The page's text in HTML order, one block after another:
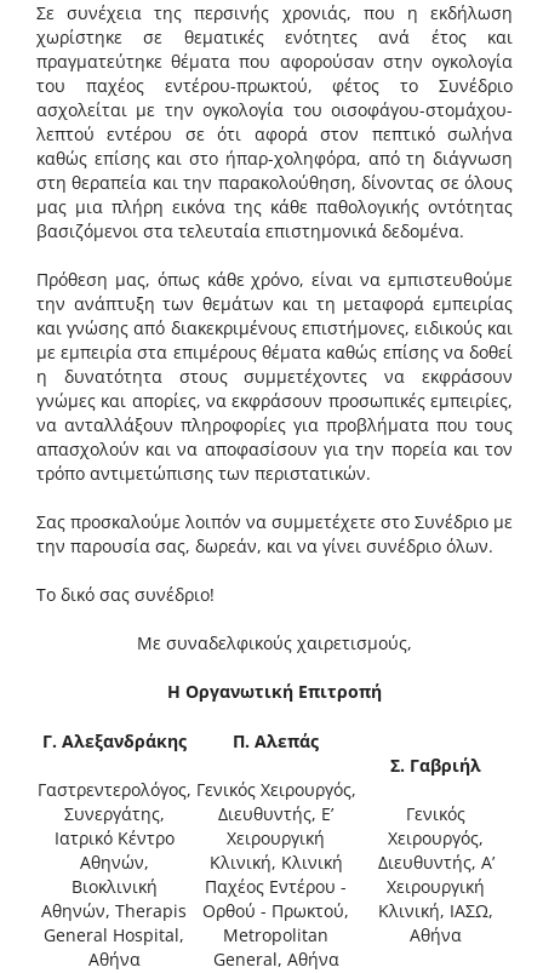
Σε συνέχεια της περσινής χρονιάς, που η εκδήλωση
χωρίστηκε σε θεματικές ενότητες ανά έτος και
πραγματεύτηκε θέματα που αφορούσαν στην ογκολογία
του παχέος εντέρου-πρωκτού, φέτος το Συνέδριο
ασχολείται με την ογκολογία του οισοφάγου-στομάχου-
λεπτού εντέρου σε ότι αφορά στον πεπτικό σωλήνα
καθώς επίσης και στο ήπαρ-χοληφόρα, από τη διάγνωση
στη θεραπεία και την παρακολούθηση, δίνοντας σε όλους
μας μια πλήρη εικόνα της κάθε παθολογικής οντότητας
βασιζόμενοι στα τελευταία επιστημονικά δεδομένα.
Πρόθεση μας, όπως κάθε χρόνο, είναι να εμπιστευθούμε
την ανάπτυξη των θεμάτων και τη μεταφορά εμπειρίας
και γνώσης από διακεκριμένους επιστήμονες, ειδικούς και
με εμπειρία στα επιμέρους θέματα καθώς επίσης να δοθεί
η δυνατότητα στους συμμετέχοντες να εκφράσουν
γνώμες και απορίες, να εκφράσουν προσωπικές εμπειρίες,
να ανταλλάξουν πληροφορίες για προβλήματα που τους
απασχολούν και να αποφασίσουν για την πορεία και τον
τρόπο αντιμετώπισης των περιστατικών.
Σας προσκαλούμε λοιπόν να συμμετέχετε στο Συνέδριο με
την παρουσία σας, δωρεάν, και να γίνει συνέδριο όλων.
Το δικό σας συνέδριο!
Με συναδελφικούς χαιρετισμούς,
Η Οργανωτική Επιτροπή
Γ. Αλεξανδράκης
Γαστρεντερολόγος,
Συνεργάτης,
Ιατρικό Κέντρο
Αθηνών,
Βιοκλινική
Αθηνών, Therapis
General Hospital,
Αθήνα
Π. Αλεπάς
Γενικός Χειρουργός,
Διευθυντής, Ε’
Χειρουργική
Κλινική, Κλινική
Παχέος Εντέρου -
Ορθού - Πρωκτού,
Metropolitan
General, Αθήνα
Σ. Γαβριήλ
Γενικός
Χειρουργός,
Διευθυντής, Α’
Χειρουργική
Κλινική, ΙΑΣΩ,
Αθήνα